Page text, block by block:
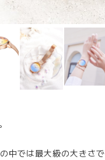
では最大級の大きさで